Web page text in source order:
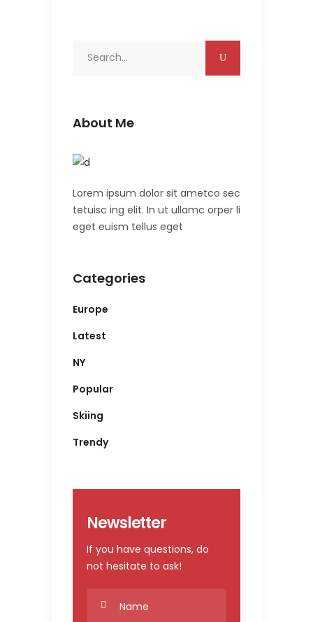
About Me
Lorem ipsum dolor sit ametco sec
tetuisc ing elit. In ut ullamc orper li
eget euism tellus eget
Categories
Europe
Latest
NY
Popular
Skiing
Trendy
Newsletter
If you have questions, do
not hesitate to ask!